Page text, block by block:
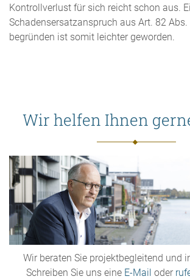
Kontrollverlust für sich reicht schon aus.
Schadensersatzanspruch aus Art. 82 Abs.
begründen ist somit leichter geworden.
Wir helfen Ihnen
Wir beraten Sie projektbegleitend und
Schreiben Sie uns eine E-Mail oder